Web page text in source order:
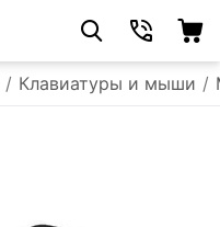
/ Клавиатуры и мыши /